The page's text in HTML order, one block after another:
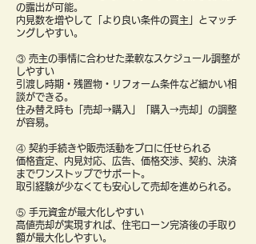
の露出が可能。
内見数を増やして「より良い条件の買主」とマッチ
ングしやすい。
③ 売主の事情に合わせた柔軟なスケジュール調整が
しやすい
引渡し時期・残置物・リフォーム条件など細かい相
談ができる。
住み替え時も「売却→購入」「購入→売却」の調整
が容易。
④ 契約手続きや販売活動をプロに任せられる
価格査定、内見対応、広告、価格交渉、契約、決済
までワンストップでサポート。
取引経験が少なくても安心して売却を進められる。
⑤ 手元資金が最大化しやすい
高値売却が実現すれば、住宅ローン完済後の手取り
額が最大化しやすい。